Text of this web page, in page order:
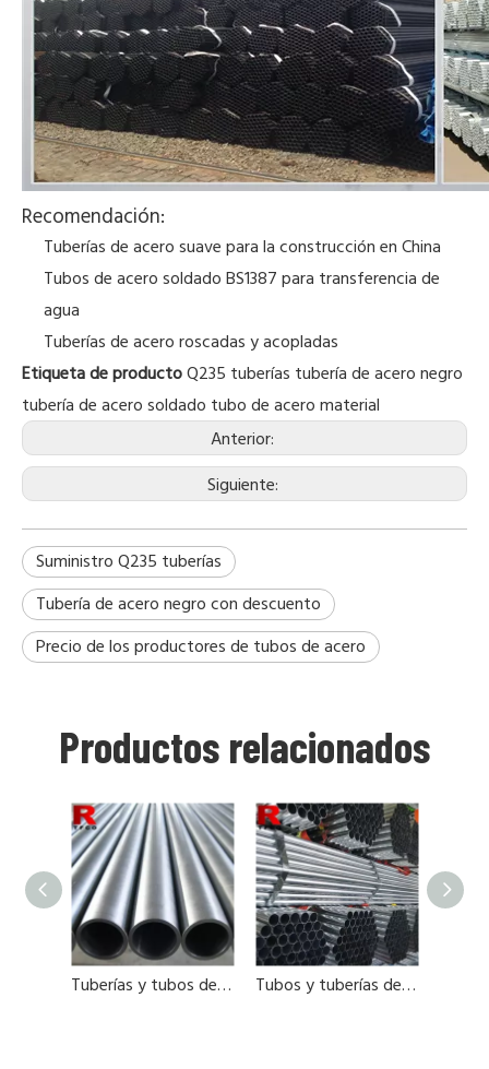
Recomendación:
Tuberías de acero suave para la construcción en China
Tubos de acero soldado BS1387 para transferencia de
agua
Tuberías de acero roscadas y acopladas
Etiqueta de productoQ235 tuberías tubería de acero negro
tubería de acero soldado tubo de acero material
Anterior:
Siguiente:
Suministro Q235 tuberías
Tubería de acero negro con descuento
Precio de los productores de tubos de acero
Productos relacionados
Tuberías y tubos de acero en China Tubos y tuberías de acero fábricas de porcelana